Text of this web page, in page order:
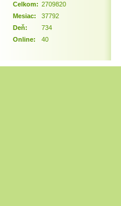
Online: 40
Celkom: 2709820
Mesiac:
37792
Deň:
734